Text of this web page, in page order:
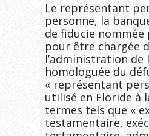
Le représentant
personne, la
de fiducie nommée
pour être chargée
l’administration de
homologuée du
« représentant
utilisé en Floride à
termes tels que «
testamentaire,